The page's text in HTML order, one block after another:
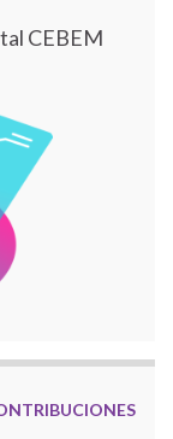
CEBEM